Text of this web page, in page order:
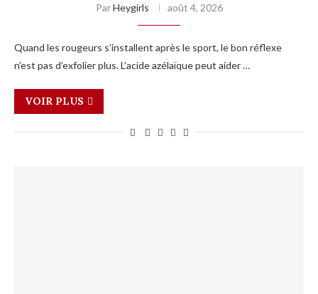
ParHeygirls août 4, 2026
Quand les rougeurs s’installent après le sport, le bon réflexe
n’est pas d’exfolier plus. L’acide azélaïque peut aider …
VOIR PLUS